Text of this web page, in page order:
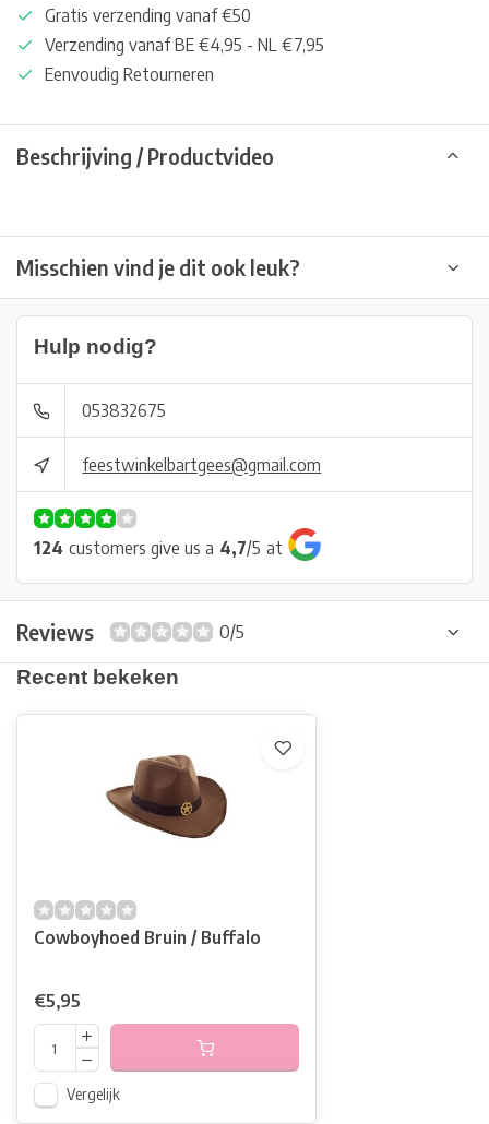
Gratis verzending vanaf €50
Verzending vanaf BE €4,95 - NL €7,95
Eenvoudig Retourneren
Beschrijving / Productvideo
Misschien vind je dit ook leuk?
Hulp nodig?
053832675
feestwinkelbartgees@gmail.com
124 customers give us a 4,7/5 at
Reviews
0/5
Recent bekeken
Cowboyhoed Bruin / Buffalo
€5,95
Vergelijk